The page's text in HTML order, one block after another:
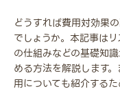
どうすれば費用対効果
でしょうか。本記事は
の仕組みなどの基礎知
める方法を解説します
用についても紹介する